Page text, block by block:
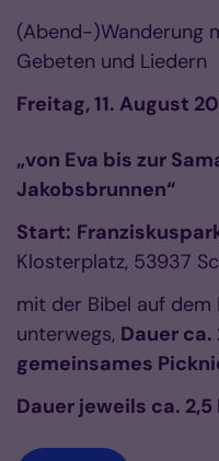
(Abend-)Wanderung
Gebeten und Liedern
Freitag, 11. August
„von Eva bis zur
Jakobsbrunnen“
Start:
Klosterplatz, 53937
mit der Bibel auf dem
unterwegs, Dauer ca.
gemeinsames
Dauer jeweils ca.